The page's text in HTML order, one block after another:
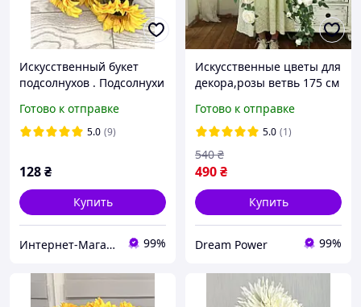
Искусственный букет
подсолнухов . Подсолнухи
цветков )
Готово к отправке
5.0 (9)
128₴
Купить
Интернет-Магазин искусственных цветов Kvitochky 99%
Искусственные цветы для
декора,розы ветвь 175 см
Готово к отправке
5.0 (1)
490₴
540 ₴
Купить
Dream Power 99%